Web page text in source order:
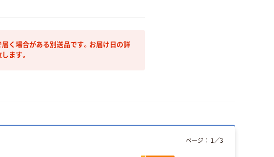
く場合がある別送品です。お届け日の詳
ます。
ページ： 1 ／3